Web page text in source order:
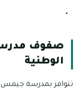
صفوف
الوطنية
تتوافر بمدرسة جيمس